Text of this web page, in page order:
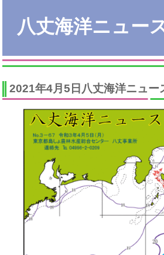
八丈海洋ニュー
2021年4月5日八丈海洋ニュー